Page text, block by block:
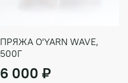
ПРЯЖА O'YARN WAVE,
500Г
6 000 ₽